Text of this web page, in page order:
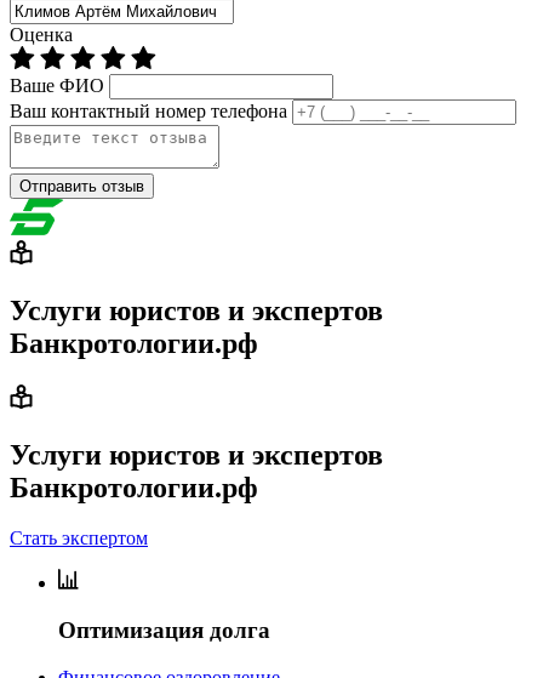
Оценка
Ваше ФИО
Ваш контактный номер телефона
Отправить отзыв
Услуги юристов и экспертов
Банкротологии.рф
Услуги юристов и экспертов
Банкротологии.рф
Стать экспертом
Оптимизация долга